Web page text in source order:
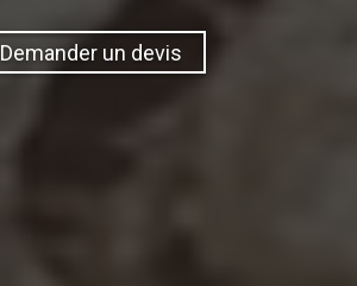
Demander un devis